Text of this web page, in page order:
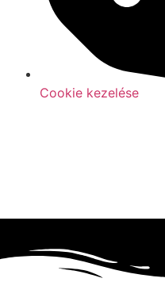
Cookie kezelése